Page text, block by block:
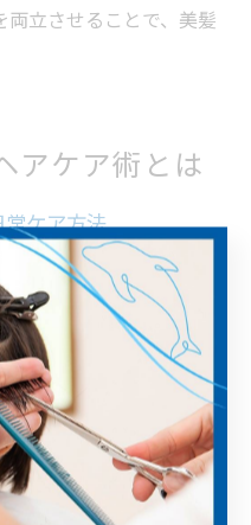
立させることで、美髪
アケア術とは
ケア方法
整っているだけでなく
タイミングで正しい日
の効果を持続しやすく
ンでも、カット後のホー
ます。
、髪と頭皮をやさしくマ
ャンプー後はきちんと